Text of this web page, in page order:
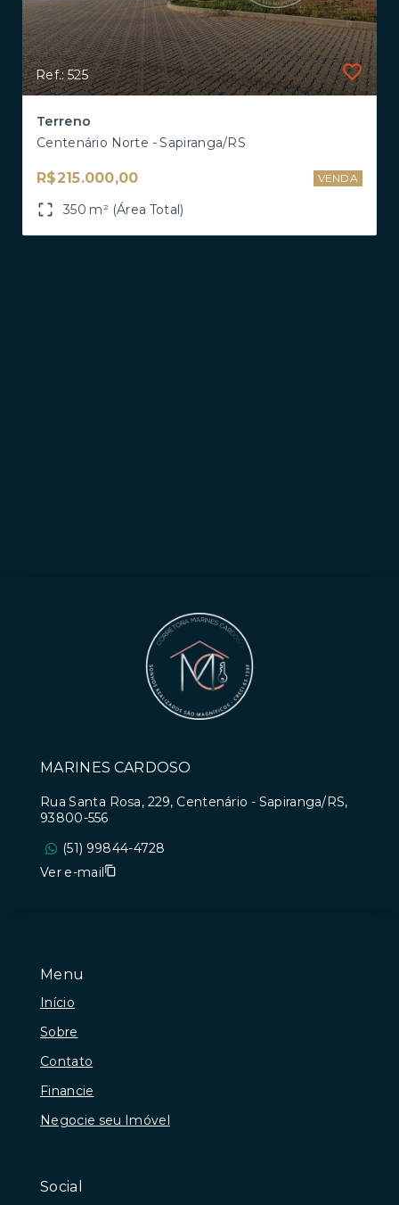
Ref.: 525
Terreno
Centenário Norte - Sapiranga/RS
R$215.000,00 VENDA
350 m² (Área Total)
Menu
Início
Sobre
Contato
Financie
Negocie seu Imóvel
Social
MARINES CARDOSO
Rua Santa Rosa, 229, Centenário - Sapiranga/RS,
93800-556
(51) 99844-4728
Ver e-mail